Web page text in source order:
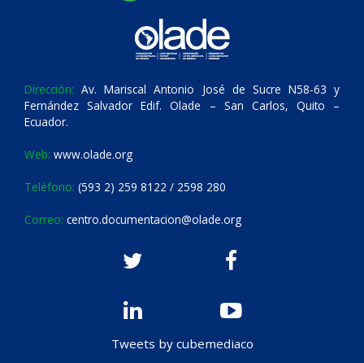
Dirección: Av. Mariscal Antonio José de Sucre N58-63 y
Fernández Salvador Edif. Olade – San Carlos, Quito –
Ecuador.
Web: www.olade.org
Teléfono: (593 2) 259 8122 / 2598 280
Correo: centro.documentacion@olade.org
Tweets by cubemediaco